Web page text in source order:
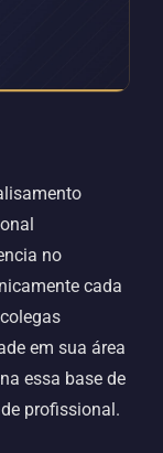
no
cada
em sua área
essa base de
profissional.